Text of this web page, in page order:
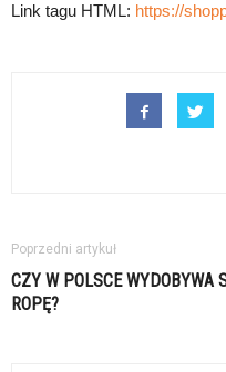
Link tagu HTML: https://
Poprzedni artykuł
CZY W POLSCE WYDOBYWA
ROPĘ?